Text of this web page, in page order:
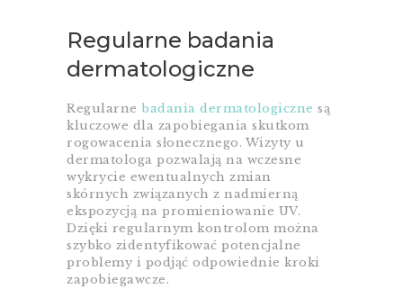
Regularne badania
dermatologiczne
Regularne badania dermatologiczne są
kluczowe dla zapobiegania skutkom
rogowacenia słonecznego. Wizyty u
dermatologa pozwalają na wczesne
wykrycie ewentualnych zmian
skórnych związanych z nadmierną
ekspozycją na promieniowanie UV.
Dzięki regularnym kontrolom można
szybko zidentyfikować potencjalne
problemy i podjąć odpowiednie kroki
zapobiegawcze.